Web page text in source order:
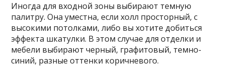
Иногда для входной зоны выбирают темную
палитру. Она уместна, если холл просторный, с
высокими потолками, либо вы хотите добиться
эффекта шкатулки. В этом случае для отделки и
мебели выбирают черный, графитовый, темно-
синий, разные оттенки коричневого.